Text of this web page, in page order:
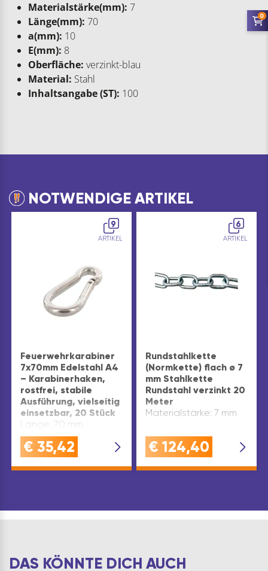
Materialstärke(mm): 7
Länge(mm): 70
a(mm): 10
E(mm): 8
Oberfläche: verzinkt-blau
Material: Stahl
Inhaltsangabe (ST): 100
NOTWENDIGE ARTIKEL
9
ARTIKEL
Feuerwehrkarabiner
7x70mm Edelstahl A4
– Karabinerhaken,
rostfrei, stabile
Ausführung, vielseitig
einsetzbar, 20 Stück
Länge: 70 mm
€ 35,42
6
ARTIKEL
Rundstahlkette
(Normkette) flach ø 7
mm Stahlkette
Rundstahl verzinkt 20
Meter
Materialstärke: 7 mm
€ 124,40
DAS KÖNNTE DICH AUCH
0